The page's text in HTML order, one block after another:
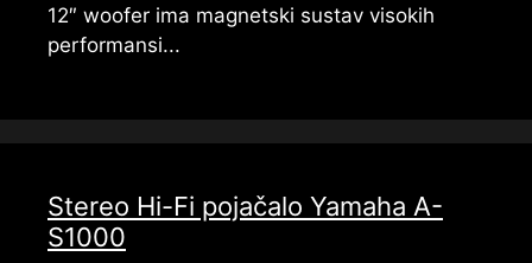
12″ woofer ima magnetski sustav visokih
performansi...
Stereo Hi-Fi pojačalo Yamaha A-
S1000